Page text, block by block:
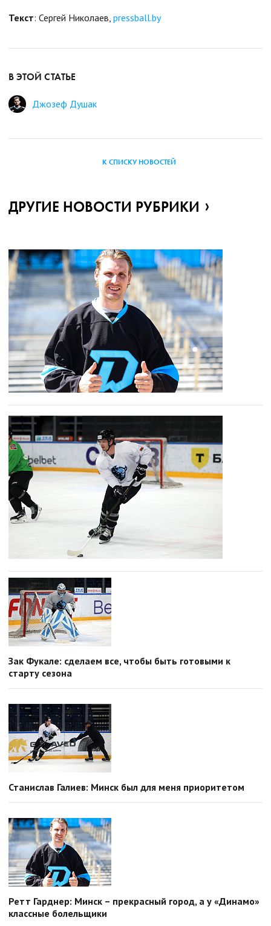
Текст: Сергей Николаев, pressball.by
В ЭТОЙ СТАТЬЕ
Джозеф Душак
К СПИСКУ НОВОСТЕЙ
ДРУГИЕ НОВОСТИ РУБРИКИ
Зак Фукале: сделаем все, чтобы быть готовыми к
старту сезона
Станислав Галиев: Минск был для меня приоритетом
Ретт Гарднер: Минск – прекрасный город, а у «Динамо»
классные болельщики